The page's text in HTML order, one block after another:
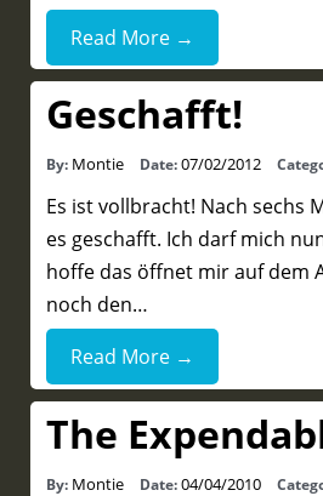
Read More →
Geschafft!
By: Montie Date:07/02/2012
Es ist vollbracht! Nach sechs
es geschafft. Ich darf mich
hoffe das öffnet mir auf dem
noch den…
Read More →
The
By: Montie Date:04/04/2010